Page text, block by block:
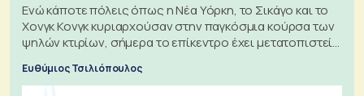
Ενώ κάποτε πόλεις όπως η Νέα Υόρκη, το Σικάγο και το
Χονγκ Κονγκ κυριαρχούσαν στην παγκόσμια κούρσα των
ψηλών κτιρίων, σήμερα το επίκεντρο έχει μετατοπιστεί
Ευθύμιος Τσιλιόπουλος